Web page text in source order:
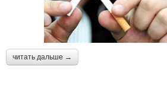
читать дальше →